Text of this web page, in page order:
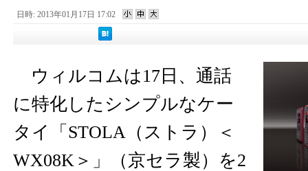
日時: 2013年01月17日 17:02
ウィルコムは17日、通話
に特化したシンプルなケー
タイ「STOLA（ストラ）＜
WX08K＞」（京セラ製）を2